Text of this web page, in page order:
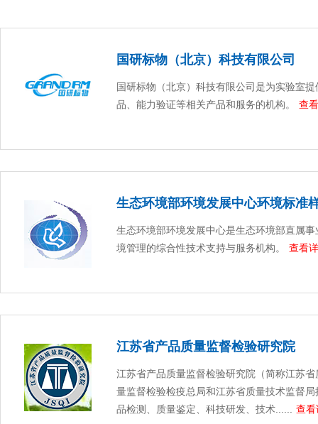
国研标物（北京）科技有限公司
国研标物（北京）科技有限公司是为实验室
品、能力验证等相关产品和服务的机构。
查
生态环境部环境发展中心环境标准
生态环境部环境发展中心是生态环境部直属
境管理的综合性技术支持与服务机构。
查看
江苏省产品质量监督检验研究院
江苏省产品质量监督检验研究院（简称江苏
量监督检验检疫总局和江苏省质量技术监督
品检测、质量鉴定、科技研发、技术...... 查看